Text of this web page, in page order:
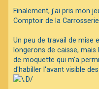
g
e
Finalement, j'ai pris mon
Comptoir de la
Un peu de travail de mise
longerons de caisse,
de moquette qui m'a
d'habiller l'avant visible